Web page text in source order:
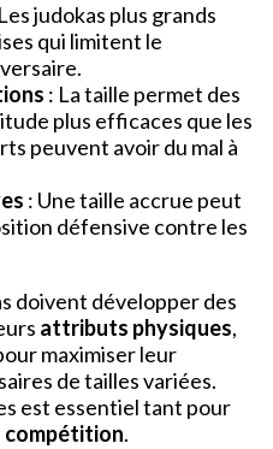
judokas plus grands
qui limitent le
: La taille permet des
plus efficaces que les
peuvent avoir du mal à
: Une taille accrue peut
défensive contre les
doivent développer des
attributs physiques,
maximiser leur
de tailles variées.
est essentiel tant pour
compétition.